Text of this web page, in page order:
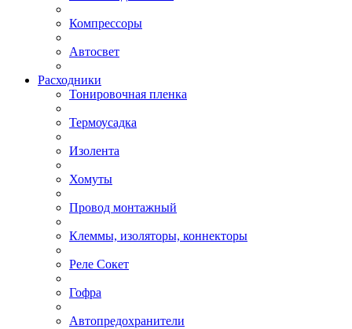
Компрессоры
Автосвет
Расходники
Тонировочная пленка
Термоусадка
Изолента
Хомуты
Провод монтажный
Клеммы, изоляторы, коннекторы
Реле Сокет
Гофра
Автопредохранители